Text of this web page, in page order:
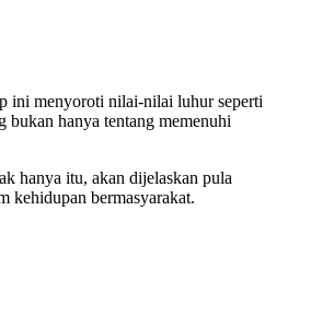
ini menyoroti nilai-nilai luhur seperti
bukan hanya tentang memenuhi
hanya itu, akan dijelaskan pula
kehidupan bermasyarakat.